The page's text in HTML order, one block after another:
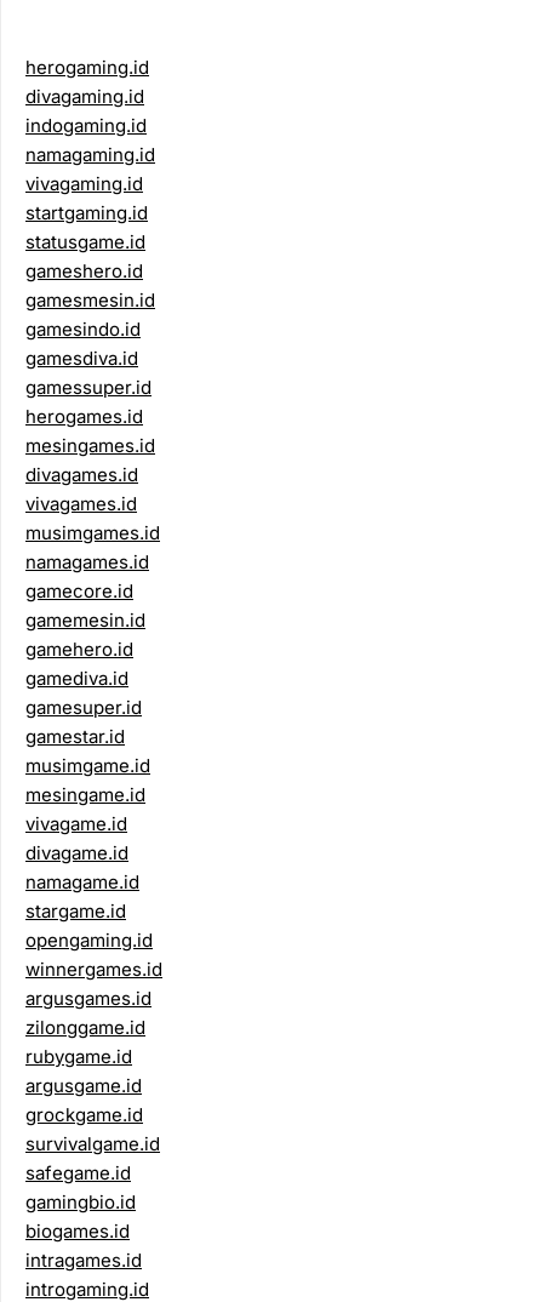
herogaming.id
divagaming.id
indogaming.id
namagaming.id
vivagaming.id
startgaming.id
statusgame.id
gameshero.id
gamesmesin.id
gamesindo.id
gamesdiva.id
gamessuper.id
herogames.id
mesingames.id
divagames.id
vivagames.id
musimgames.id
namagames.id
gamecore.id
gamemesin.id
gamehero.id
gamediva.id
gamesuper.id
gamestar.id
musimgame.id
mesingame.id
vivagame.id
divagame.id
namagame.id
stargame.id
opengaming.id
winnergames.id
argusgames.id
zilonggame.id
rubygame.id
argusgame.id
grockgame.id
survivalgame.id
safegame.id
gamingbio.id
biogames.id
intragames.id
introgaming.id